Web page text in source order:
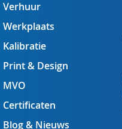
Verhuur
Werkplaats
Kalibratie
Print & Design
MVO
Certificaten
Blog & Nieuws